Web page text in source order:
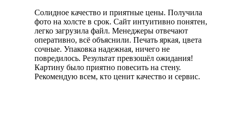
Солидное качество и приятные цены. Получила
фото на холсте в срок. Сайт интуитивно понятен,
легко загрузила файл. Менеджеры отвечают
оперативно, всё объяснили. Печать яркая, цвета
сочные. Упаковка надежная, ничего не
повредилось. Результат превзошёл ожидания!
Картину было приятно повесить на стену.
Рекомендую всем, кто ценит качество и сервис.